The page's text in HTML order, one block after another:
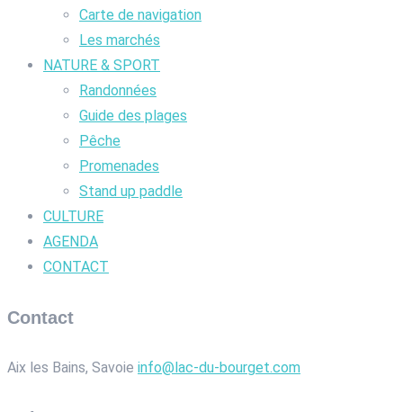
Carte de navigation
Les marchés
NATURE & SPORT
Randonnées
Guide des plages
Pêche
Promenades
Stand up paddle
CULTURE
AGENDA
CONTACT
Contact
Aix les Bains, Savoie info@lac-du-bourget.com